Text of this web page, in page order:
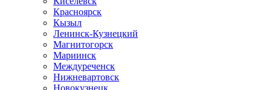
Красноярск
Кызыл
Ленинск-Кузнецкий
Магнитогорск
Мариинск
Междуреченск
Нижневартовск
Новокузнецк